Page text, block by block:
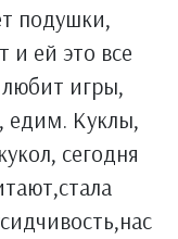
подушки,
и ей это все
любит игры,
едим. Куклы,
сегодня